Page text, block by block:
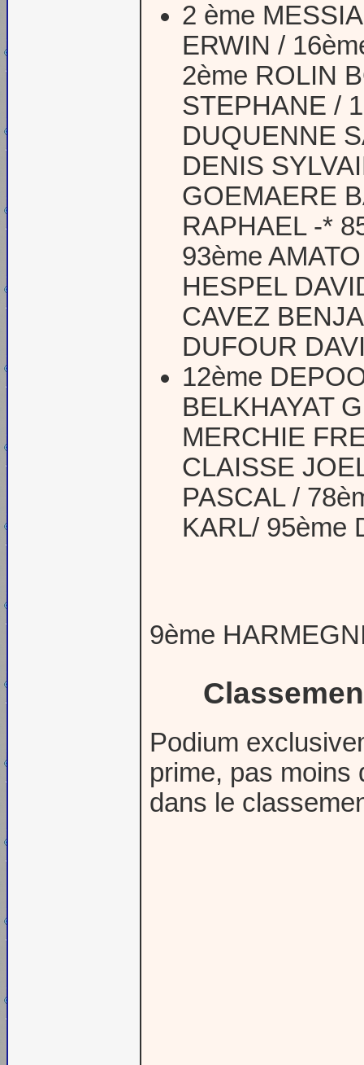
2 ème
ERWIN /
2ème ROLIN
STEPHANE /
DUQUENNE
DENIS
GOEMAERE
RAPHAEL -*
93ème
HESPEL
CAVEZ
DUFOUR
12ème
BELKHAYAT
MERCHIE
CLAISSE
PASCAL /
KARL/ 95ème
9ème
Podium
prime, pas moins
dans le